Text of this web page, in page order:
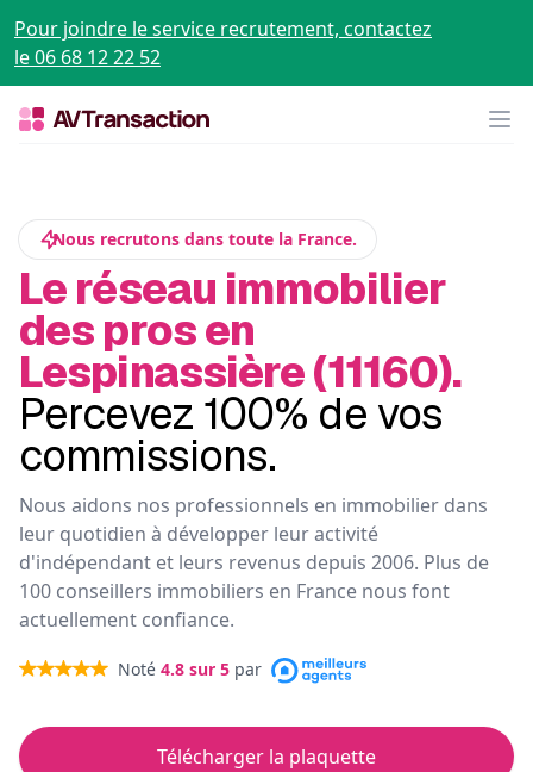
Pour joindre le service recrutement, contactez
le 06 68 12 22 52
Nous recrutons dans toute la France.
Le réseau immobilier
des pros en
Lespinassière (11160).
Percevez 100% de vos
commissions.
Nous aidons nos professionnels en immobilier dans
leur quotidien à développer leur activité
d'indépendant et leurs revenus depuis 2006. Plus de
100 conseillers immobiliers en France nous font
actuellement confiance.
Noté 4.8 sur 5 par
Télécharger la plaquette